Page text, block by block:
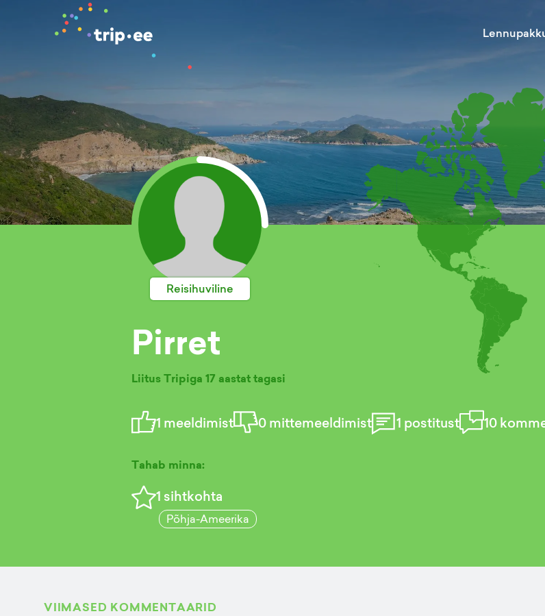
Reisihuviline
Pirret
Liitus Tripiga 17 aastat tagasi
1 meeldimist 0mittemeeldimist 1 postitust 10
Tahab minna:
1 sihtkohta
Põhja-Ameerika
VIIMASED KOMMENTAARID